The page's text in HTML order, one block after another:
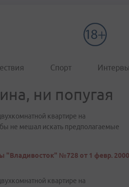
Спорт
ни попугая
квартире на
не мешал искать предполагаемые
"Владивосток" №728 от 1 февр. 2000
квартире на